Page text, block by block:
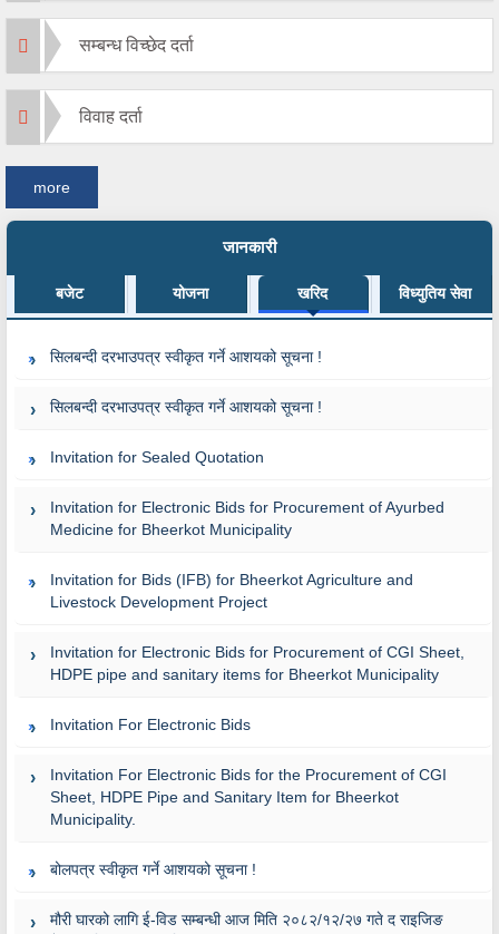
सम्बन्ध विच्छेद दर्ता
विवाह दर्ता
more
जानकारी
बजेट योजना खरिद विध्युतिय सेवा
सिलबन्दी दरभाउपत्र स्वीकृत गर्ने आशयको सूचना !
सिलबन्दी दरभाउपत्र स्वीकृत गर्ने आशयको सूचना !
Invitation for Sealed Quotation
Invitation for Electronic Bids for Procurement of Ayurbed
Medicine for Bheerkot Municipality
Invitation for Bids (IFB) for Bheerkot Agriculture and
Livestock Development Project
Invitation for Electronic Bids for Procurement of CGI Sheet,
HDPE pipe and sanitary items for Bheerkot Municipality
Invitation For Electronic Bids
Invitation For Electronic Bids for the Procurement of CGI
Sheet, HDPE Pipe and Sanitary Item for Bheerkot
Municipality.
बोलपत्र स्वीकृत गर्ने आशयको सूचना !
मौरी घारको लागि ई-विड सम्बन्धी आज मिति २०८२/१२/२७ गते द राइजिङ